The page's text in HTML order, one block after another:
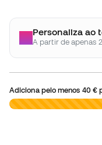
Personaliza ao
A partir de apenas
Adiciona pelo menos 40 €
0,00 €